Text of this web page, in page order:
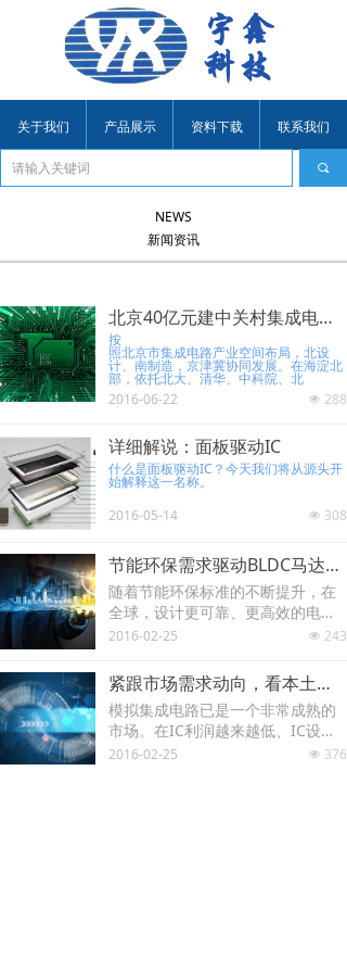
关于我们 产品展示 资料下载 联系我们
끠
NEWS
新闻资讯
北京40亿元建中关村集成电路设计园
按
照北京市集成电路产业空间布局，北设
计、南制造，京津冀协同发展。在海淀北
部，依托北大、清华、中科院、北
넶 288
2016-06-22
详细解说：面板驱动IC
什么是面板驱动IC？今天我们将从源头开
始解释这一名称。
넶 308
2016-05-14
节能环保需求驱动BLDC马达成为应用热点
随着节能环保标准的不断提升，在
全球，设计更可靠、更高效的电
机，减少电子系统中电机使用的能
际能源机构)的数据显
示，电机功耗已占全球总能耗的4
5%，提高电机驱动系统的效率将使
全球电力消耗降低9%-14%，这将
有望使无刷直流电机(BLDC)马达的
넶 243
2016-02-25
紧跟市场需求动向，看本土模拟IC厂商如何突围
模拟集成电路已是一个非常成熟的
市场。在IC利润越来越低、IC设计
制造工具更新速度越来越快、整合
넶 376
2016-02-25